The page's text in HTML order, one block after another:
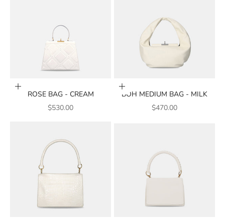
Añadir a la cesta
ROSE BAG - CREAM
PRECIO DE VENTA
$530.00
Añadir a la cesta
BOH MEDIUM BAG - MILK
PRECIO DE VENTA
$470.00